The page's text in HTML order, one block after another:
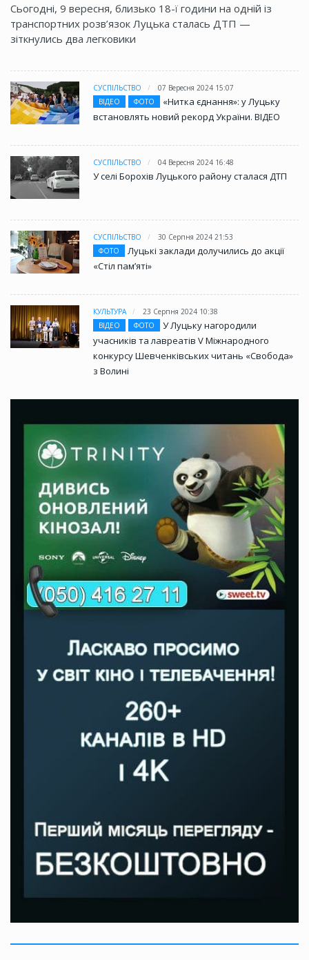
Сьогодні, 9 вересня, близько 18-ї години на одній із
транспортних розв’язок Луцька сталась ДТП —
зіткнулись два легковики
СУСПІЛЬСТВО
07 Вересня 2024 15:07
ВІДЕО
ФОТО
«Нитка єднання»: у Луцьку
встановлять новий рекорд України. ВІДЕО
СУСПІЛЬСТВО 04 Вересня 2024 16:48
У селі Борохів Луцького району сталася ДТП
СУСПІЛЬСТВО
30 Серпня 2024 21:53
ФОТО
Луцькі заклади долучились до акції
«Стіл памʼяті»
КУЛЬТУРА
23 Серпня 2024 10:38
ВІДЕО
ФОТО
У Луцьку нагородили
учасників та лавреатів V Міжнародного
конкурсу Шевченківських читань «Свобода»
з Волині